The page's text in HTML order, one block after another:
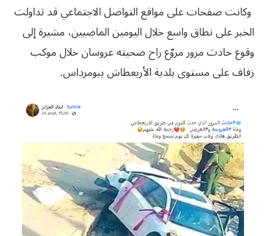
وكانت صفحات على مواقع التواصل الاجتماعي قد تداولت
الخبر على نطاق واسع خلال اليومين الماضيين، مشيرة إلى
وقوع حادث مرور مروّع راح ضحيته عروسان خلال موكب
زفاف على مستوى بلدية الأربعطاش ببومرداس.